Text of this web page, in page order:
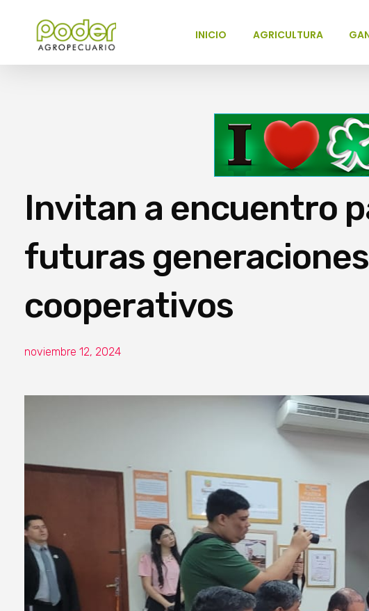
INICIO AGRICULTURA
Invitan a encuentro
futuras
cooperativos
noviembre 12, 2024